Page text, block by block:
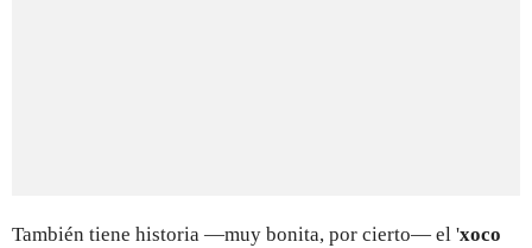
También tiene historia —muy bonita, por cierto— el 'xoco